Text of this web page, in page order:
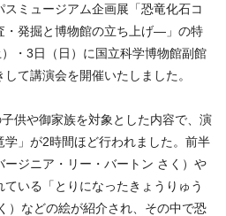
ミュージアム企画展「恐竜化石コ
発掘と博物館の立ち上げ―」の特
・ 3日（日）に国立科学博物館副館
て講演会を開催いたしました。
供や御家族を対象とした内容で、演
」が2時間ほど行われました。前半
ジニア・リー・バートン さく）や
いる「とりになったきょうりゅう
）などの絵が紹介され、その中で恐